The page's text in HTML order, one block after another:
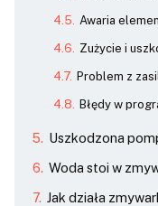
Awaria
Zużycie i
Problem z
Błędy w
Uszkodzona
Woda stoi w
Jak działa